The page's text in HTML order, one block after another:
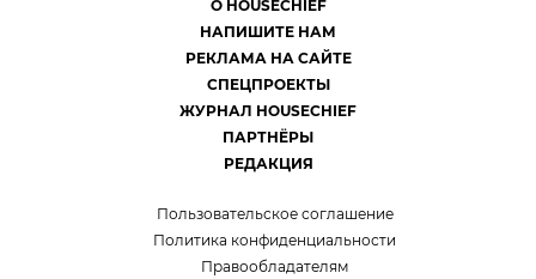
О HOUSECHIEF
НАПИШИТЕ НАМ
РЕКЛАМА НА САЙТЕ
СПЕЦПРОЕКТЫ
ЖУРНАЛ HOUSECHIEF
ПАРТНЁРЫ
РЕДАКЦИЯ
Пользовательское соглашение
Политика конфиденциальности
Правообладателям